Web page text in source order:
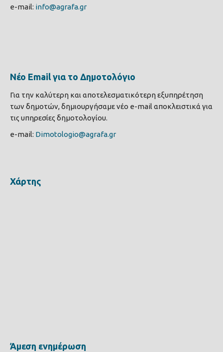
e-mail: info@agrafa.gr
Νέο Email για το Δημοτολόγιο
Για την καλύτερη και αποτελεσματικότερη εξυπηρέτηση
των δημοτών, δημιουργήσαμε νέο e-mail αποκλειστικά για
τις υπηρεσίες δημοτολογίου.
e-mail: Dimotologio@agrafa.gr
Χάρτης
Άμεση ενημέρωση